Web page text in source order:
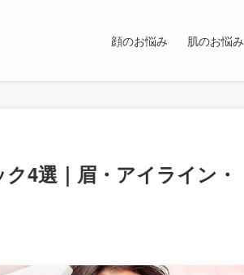
顔のお悩み 肌のお悩み
4選｜眉・アイライン・